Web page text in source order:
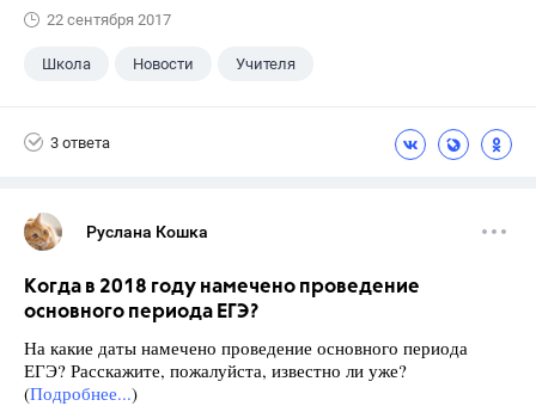
22 сентября 2017
Школа Новости Учителя
3 ответа
Руслана Кошка
Когда в 2018 году намечено проведение
основного периода ЕГЭ?
На какие даты намечено проведение основного периода
ЕГЭ? Расскажите, пожалуйста, известно ли уже?
(Подробнее...)